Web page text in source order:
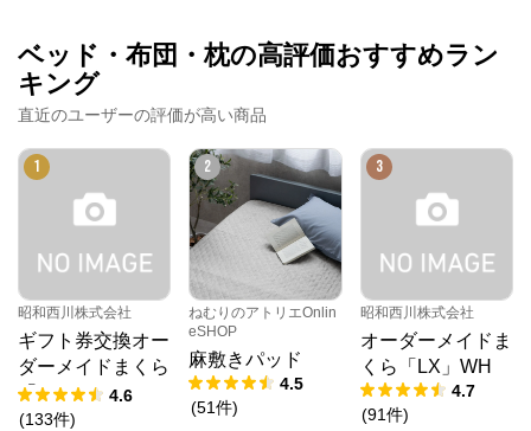
ベッド・布団・枕の高評価おすすめラン
キング
直近のユーザーの評価が高い商品
1
昭和西川株式会社
ギフト券交換オー
ダーメイドまくら
「10」
4.6
(133件)
2
ねむりのアトリエOnlin
eSHOP
麻敷きパッド
4.5
(51件)
3
昭和西川株式会社
オーダーメイドま
くら「LX」WH
4.7
(91件)